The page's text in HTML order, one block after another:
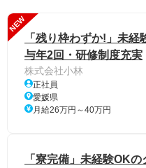
NEW
「残り枠わずか!」未
与年2回・研修制度充実
株式会社小林
正社員
愛媛県
月給26万円～40万円
「寮完備」未経験OK